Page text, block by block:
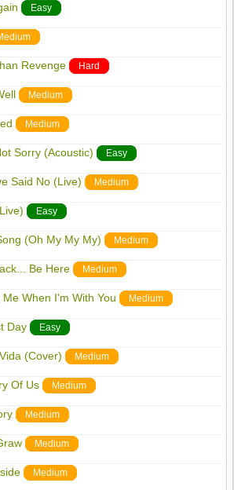
Easy
Revenge Hard
Medium
Medium
Sorry (Acoustic) Easy
Said No (Live) Medium
Easy
(Oh My My My) Medium
Be Here Medium
When I'm With You Medium
Day Easy
(Cover) Medium
Of Us Medium
Medium
Medium
Medium